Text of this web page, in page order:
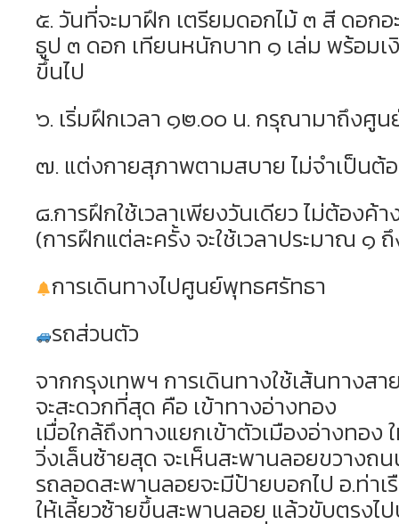
๕. วันที่จะมาฝึก เตรียมดอกไม้ ๓ สี ดอกอะ
ธูป ๓ ดอก เทียนหนักบาท ๑ เล่ม พร้อม
ขึ้นไป
๖. เริ่มฝึกเวลา ๑๒.๐๐ น. กรุณามาถึงศู
๗. แต่งกายสุภาพตามสบาย ไม่จำเป็นต้
๘.การฝึกใช้เวลาเพียงวันเดียว ไม่ต้องค้
(การฝึกแต่ละครั้ง จะใช้เวลาประมาณ ๑
การเดินทางไปศูนย์พุทธศรัทธา
รถส่วนตัว
จากกรุงเทพฯ การเดินทางใช้เส้นทางสา
จะสะดวกที่สุด คือ เข้าทางอ่างทอง
เมื่อใกล้ถึงทางแยกเข้าตัวเมืองอ่างทอง
วิ่งเล็นซ้ายสุด จะเห็นสะพานลอยขวางถ
รถลอดสะพานลอยจะมีป้ายบอกไป อ.ท่าเ
ให้เลี้ยวซ้ายขึ้นสะพานลอย แล้วขับตรงไ